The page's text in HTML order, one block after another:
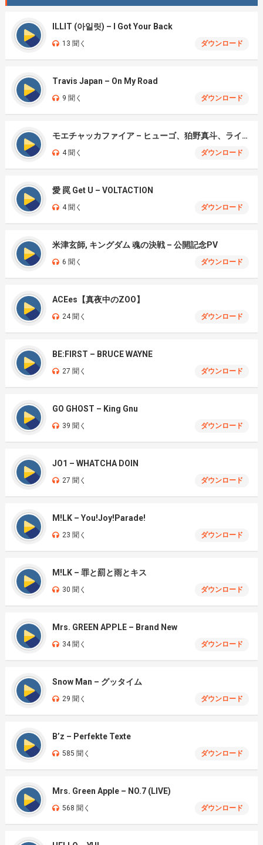
ILLIT (아일릿) – I Got Your Back
13 聞く ダウンロード
Travis Japan – On My Road
9 聞く ダウンロード
モエチャッカファイア – ヒューゴ、狛野真斗、ライト、セヴェリアン (Cover )
4 聞く ダウンロード
愛 罠 Get U – VOLTACTION
4 聞く ダウンロード
米津玄師, キングダム 魂の決戦 – 公開記念PV
6 聞く ダウンロード
ACEes【真夜中のZOO】
24 聞く ダウンロード
BE:FIRST – BRUCE WAYNE
27 聞く ダウンロード
GO GHOST – King Gnu
39 聞く ダウンロード
JO1 – WHATCHA DOIN
27 聞く ダウンロード
M!LK – You!Joy!Parade!
23 聞く ダウンロード
M!LK – 罪と罰と雨とキス
30 聞く ダウンロード
Mrs. GREEN APPLE – Brand New
34 聞く ダウンロード
Snow Man – グッタイム
29 聞く ダウンロード
B’z – Perfekte Texte
585 聞く ダウンロード
Mrs. Green Apple – NO.7 (LIVE)
568 聞く ダウンロード